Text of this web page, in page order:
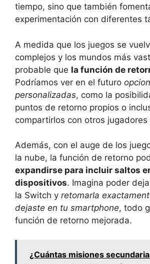
tiempo, sino que también
experimentación con diferentes
A medida que los juegos se
complejos y los mundos más
probable que la función de
Podríamos ver en el futuro
personalizadas, como la
puntos de retorno propios o
compartirlos con otros jugadores
Además, con el auge de los
la nube, la función de retorno
expandirse para incluir saltos
dispositivos. Imagina poder
la Switch y retomarla
dejaste en tu smartphone, todo
función de retorno mejorada.
¿Cuántas misiones